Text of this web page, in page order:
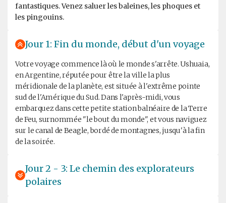
fantastiques. Venez saluer les baleines, les phoques et
les pingouins.
Jour 1: Fin du monde, début d'un voyage
Votre voyage commence là où le monde s'arrête. Ushuaia,
en Argentine, réputée pour être la ville la plus
méridionale de la planète, est située à l'extrême pointe
sud de l'Amérique du Sud. Dans l'après-midi, vous
embarquez dans cette petite station balnéaire de la Terre
de Feu, surnommée "le bout du monde", et vous naviguez
sur le canal de Beagle, bordé de montagnes, jusqu'à la fin
de la soirée.
Jour 2 - 3: Le chemin des explorateurs
polaires